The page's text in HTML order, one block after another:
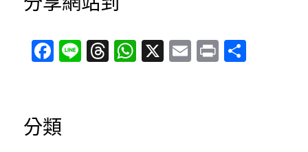
F
b
o
Li T W X E Pr
分類